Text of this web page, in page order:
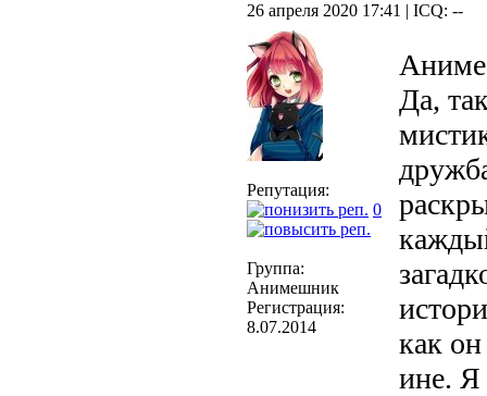
26 апреля 2020 17:41 | ICQ: --
Репутация:
0
Группа:
Анимешник
Регистрация:
8.07.2014
Аниме
Да,
как он
ине. Я